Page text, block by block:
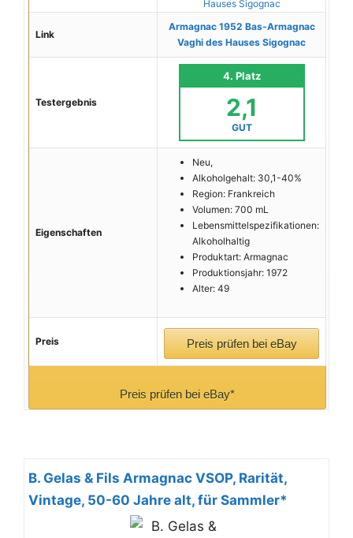
Link
Armagnac 1952 Bas-Armagnac
Vaghi des Hauses Sigognac
Testergebnis
4. Platz
2,1
GUT
Eigenschaften
Neu,
Alkoholgehalt: 30,1-40%
Region: Frankreich
Volumen: 700 mL
Lebensmittelspezifikationen:
Alkoholhaltig
Produktart: Armagnac
Produktionsjahr: 1972
Alter: 49
Preis Preis prüfen bei eBay
Preis prüfen bei eBay*
B. Gelas & Fils Armagnac VSOP, Rarität,
Vintage, 50-60 Jahre alt, für Sammler*